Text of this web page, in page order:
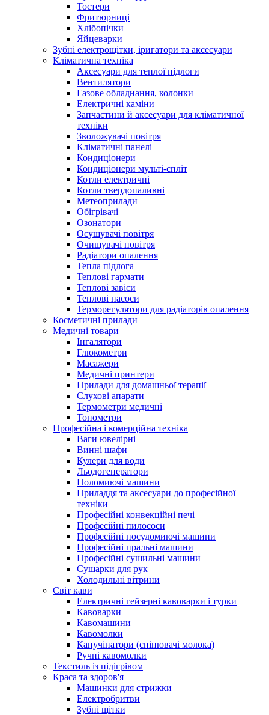
Тостери
Фритюрниці
Хлібопічки
Яйцеварки
Зубні електрощітки, іригатори та аксесуари
Кліматична техніка
Аксесуари для теплої підлоги
Вентилятори
Газове обладнання, колонки
Електричні каміни
Запчастини й аксесуари для кліматичної
техніки
Зволожувачі повітря
Кліматичні панелі
Кондиціонери
Кондиціонери мульті-спліт
Котли електричні
Котли твердопаливні
Метеоприлади
Обігрівачі
Озонатори
Осушувачі повітря
Очищувачі повітря
Радіатори опалення
Тепла підлога
Теплові гармати
Теплові завіси
Теплові насоси
Терморегулятори для радіаторів опалення
Косметичні прилади
Медичні товари
Інгалятори
Глюкометри
Масажери
Медичні принтери
Прилади для домашньої терапії
Слухові апарати
Термометри медичні
Тонометри
Професійна і комерційна техніка
Ваги ювелірні
Винні шафи
Кулери для води
Льодогенератори
Поломиючі машини
Приладдя та аксесуари до професійної
техніки
Професійні конвекційні печі
Професійні пилососи
Професійні посудомиючі машини
Професійні пральні машини
Професійні сушильні машини
Сушарки для рук
Холодильні вітрини
Світ кави
Електричні гейзерні кавоварки і турки
Кавоварки
Кавомашини
Кавомолки
Капучінатори (спінювачі молока)
Ручні кавомолки
Текстиль із підігрівом
Краса та здоров'я
Машинки для стрижки
Електробритви
Зубні щітки